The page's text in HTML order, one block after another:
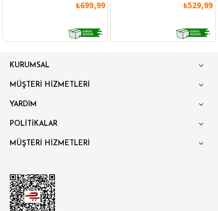
₺699,99 ₺529,99
KURUMSAL
MÜŞTERİ HİZMETLERİ
YARDIM
POLİTİKALAR
MÜŞTERİ HİZMETLERİ